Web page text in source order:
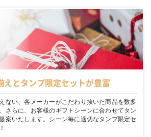
えとタンプ限定セットが豊富
ない、各メーカーがこだわり抜いた商品を数多
さらに、お客様のギフトシーンに合わせてタン
案いたします。シーン毎に適切なタンプ限定セ